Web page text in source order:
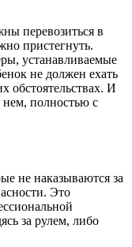
перевозиться в
пристегнуть.
устанавливаемые
не должен ехать
обстоятельствах. И
нем, полностью с
не наказываются за
Это
за рулем, либо